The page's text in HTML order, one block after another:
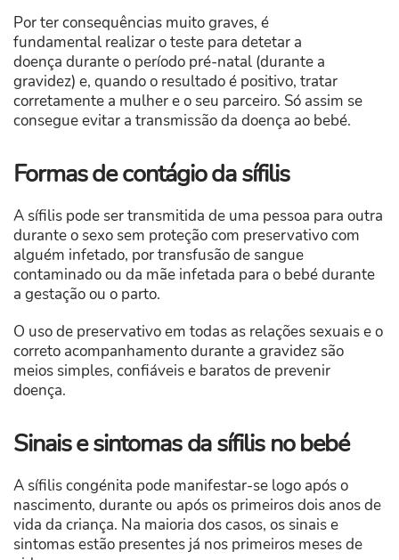
Por ter consequências muito graves, é
fundamental realizar o teste para detetar a
doença durante o período pré-natal (durante a
gravidez) e, quando o resultado é positivo, tratar
corretamente a mulher e o seu parceiro. Só assim se
consegue evitar a transmissão da doença ao bebé.
Formas de contágio da sífilis
A sífilis pode ser transmitida de uma pessoa para outra
durante o sexo sem proteção com preservativo com
alguém infetado, por transfusão de sangue
contaminado ou da mãe infetada para o bebé durante
a gestação ou o parto.
O uso de preservativo em todas as relações sexuais e o
correto acompanhamento durante a gravidez são
meios simples, confiáveis e baratos de prevenir
doença.
Sinais e sintomas da sífilis no bebé
A sífilis congénita pode manifestar-se logo após o
nascimento, durante ou após os primeiros dois anos de
vida da criança. Na maioria dos casos, os sinais e
sintomas estão presentes já nos primeiros meses de